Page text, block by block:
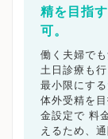
精を目指
可。
働く夫婦で
土日診療も
最小限にす
体外受精を
金設定で 料
えるため、